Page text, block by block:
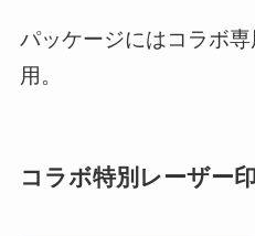
パッケージにはコラボ
用。
コラボ特別レーザー